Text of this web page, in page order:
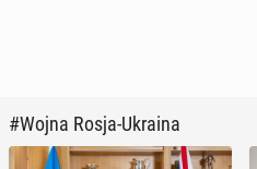
#Wojna Rosja-Ukraina